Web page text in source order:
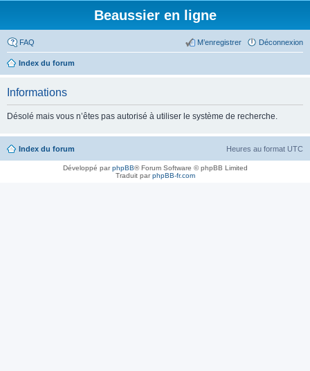
Beaussier en ligne
FAQ Déconnexion
M’enregistrer
Index du forum
Informations
Désolé mais vous n’êtes pas autorisé à utiliser le système de recherche.
Index du forum Heures au format UTC
Développé parphpBB® Forum Software © phpBB Limited
Traduit parphpBB-fr.com